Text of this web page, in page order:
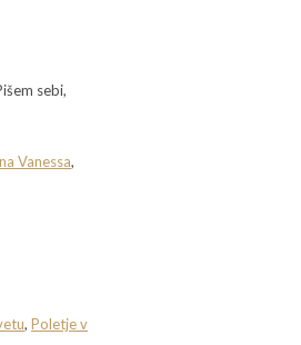
sebi,
Vanessa,
, Poletje v